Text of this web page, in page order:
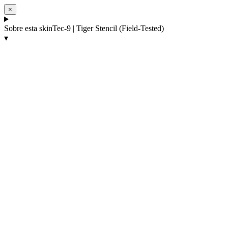
×
Sobre esta skinTec-9 | Tiger Stencil (Field-Tested)
▾